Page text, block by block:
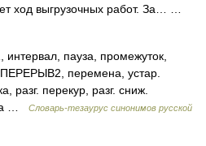
ход выгрузочных работ. За… …
пауза, промежуток,
перемена, устар.
разг. перекур, разг. сниж.
…
Словарь-тезаурус синонимов русской